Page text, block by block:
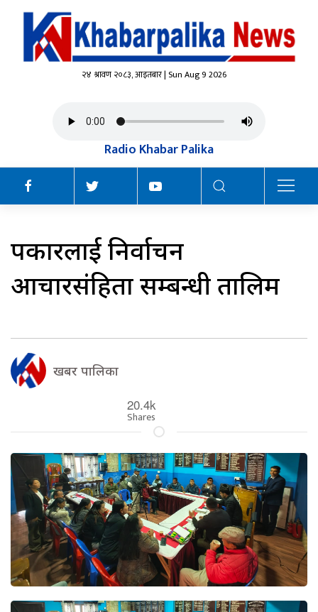
२४ श्रावण २०८३, आइतबार | Sun Aug 9 2026
Radio Khabar Palika
पत्रकारलाई निर्वाचन
आचारसंहिता सम्बन्धी तालिम
खबर पालिका
20.4k
Shares